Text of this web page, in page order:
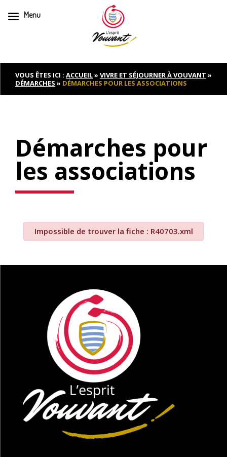
to
contentVOUS ÊTES ICI : ACCUEIL» VIVRE ET SÉJOURNER À VOUVANT »
DÉMARCHES » DÉMARCHES POUR LES ASSOCIATIONS
Démarches pour
les associations
Impossible de trouver la fiche : R40703.xml
Menu